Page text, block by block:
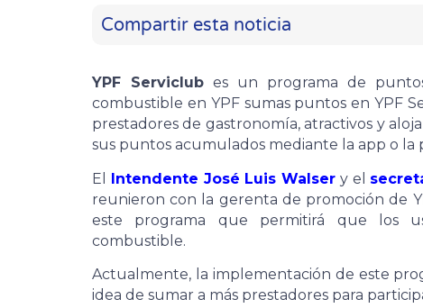
Compartir esta noticia
YPF Serviclubes un programa de
combustible en YPF sumas puntos en YPF
prestadores de gastronomía, atractivos y
sus puntos acumulados mediante la app o la
El Intendente José Luis Walser y el
reunieron con la gerenta de promoción de
este programa que permitirá que los
combustible.
Actualmente, la implementación de este
idea de sumar a más prestadores para